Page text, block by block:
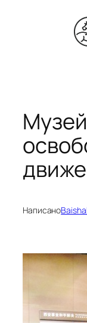
содержимому
Музей
Написано